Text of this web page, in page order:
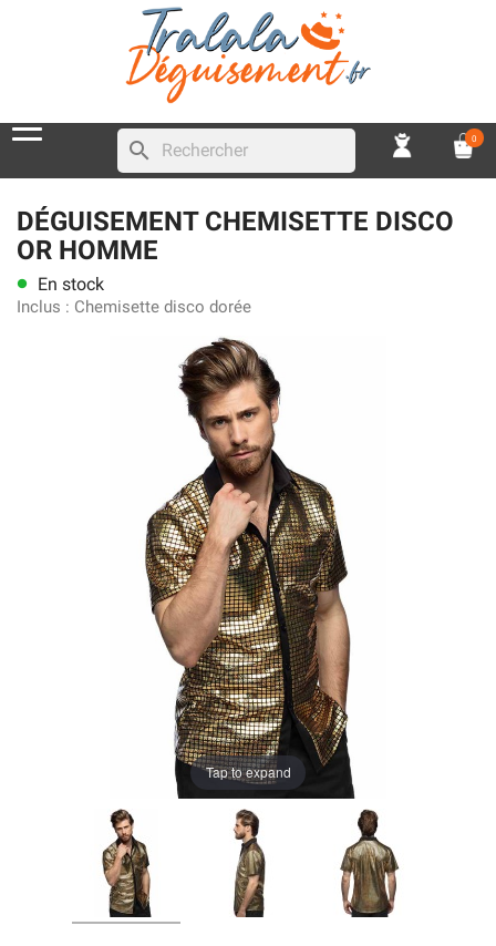
search 0
DÉGUISEMENT CHEMISETTE DISCO
OR HOMME
lens En stock
Inclus : Chemisette disco dorée
Tap to expand